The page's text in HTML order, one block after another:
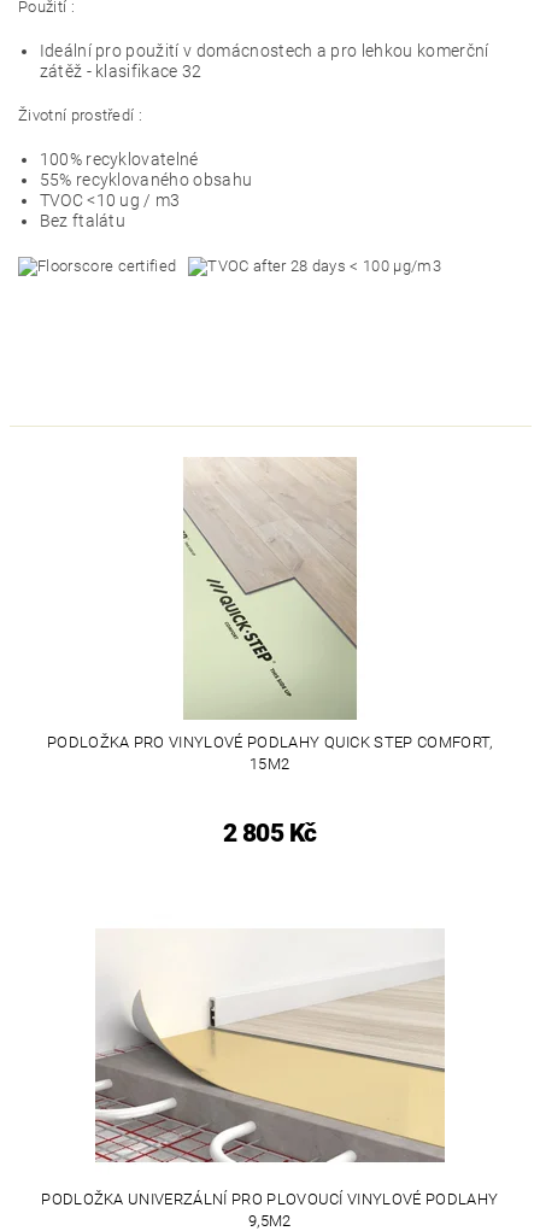
Použití :
Ideální pro použití v domácnostech a pro lehkou komerční
zátěž - klasifikace 32
Životní prostředí :
100% recyklovatelné
55% recyklovaného obsahu
TVOC <10 ug / m3
Bez ftalátu
PODLOŽKA PRO VINYLOVÉ PODLAHY QUICK STEP COMFORT,
15M2
2 805 Kč
PODLOŽKA UNIVERZÁLNÍ PRO PLOVOUCÍ VINYLOVÉ PODLAHY
9,5M2